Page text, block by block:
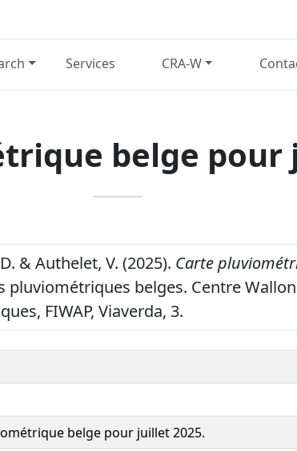
Services CRA-W
belge pour
& Authelet, V. (2025). Carte
pluviométriques belges. Centre
FIWAP, Viaverda, 3.
belge pour juillet 2025.